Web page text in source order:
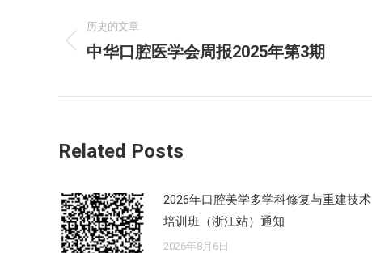
章
航
历史的文章
历
的
中华口腔医学会周报2025年第3期
Related Posts
2026年口腔美学多学科修复与重建技术
培训班（浙江站）通知
2026年8月6日